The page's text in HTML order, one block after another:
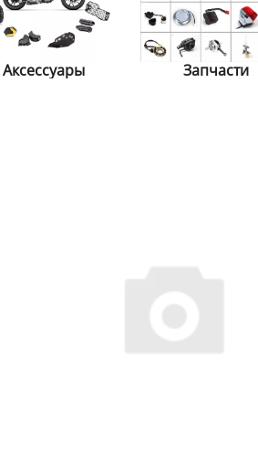
Аксессуары Запчасти